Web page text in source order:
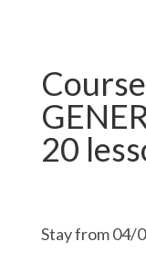
20
Stay from 04/